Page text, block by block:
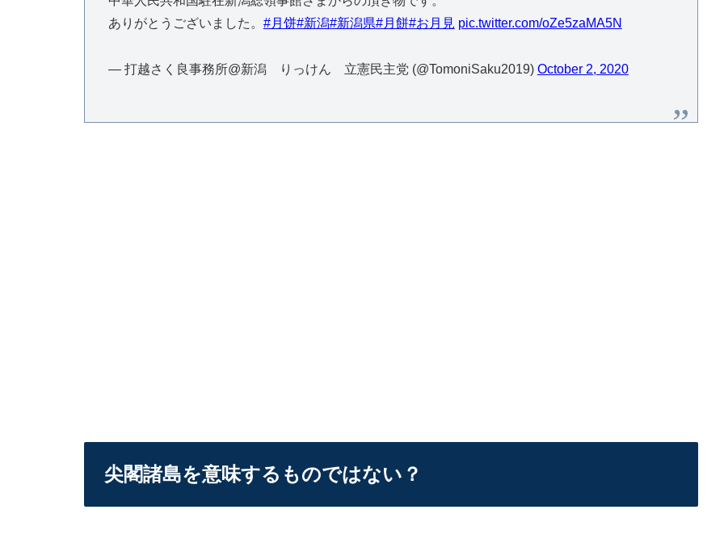
ありがとうございました。 #月饼#新潟#新潟県#月餅#お月見 pic.twitter.com/oZe5zaMA5N
— 打越さく良事務所@新潟 りっけん 立憲民主党 (@TomoniSaku2019) October 2, 2020
尖閣諸島を意味するものではない？